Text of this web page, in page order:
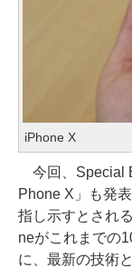
iPhone X
今回、Special
Phone X」も発
指し示すとされ
neがこれまでの
に、最新の技術